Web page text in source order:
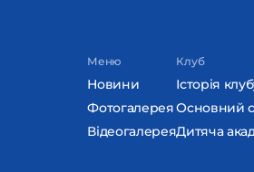
Меню
Новини
Фотогалерея
Відеогалерея
Клуб
Історія
Основний
Дитяча